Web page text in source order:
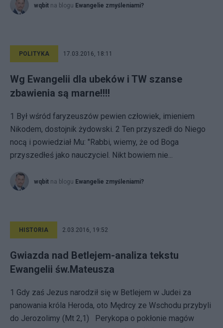
wqbit na blogu Ewangelie zmyśleniami?
POLITYKA 17.03.2016, 18:11
Wg Ewangelii dla ubeków i TW szanse
zbawienia są marne!!!!
1 Był wśród faryzeuszów pewien człowiek, imieniem
Nikodem, dostojnik żydowski. 2 Ten przyszedł do Niego
nocą i powiedział Mu: "Rabbi, wiemy, że od Boga
przyszedłeś jako nauczyciel. Nikt bowiem nie...
wqbit na blogu Ewangelie zmyśleniami?
HISTORIA 2.03.2016, 19:52
Gwiazda nad Betlejem-analiza tekstu
Ewangelii św.Mateusza
1 Gdy zaś Jezus narodził się w Betlejem w Judei za
panowania króla Heroda, oto Mędrcy ze Wschodu przybyli
do Jerozolimy (Mt 2,1) Perykopa o pokłonie magów